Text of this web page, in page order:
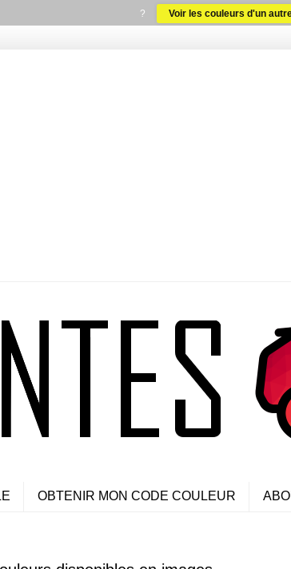
OBTENIR MON CODE COULEUR
? Voir les couleurs d'un